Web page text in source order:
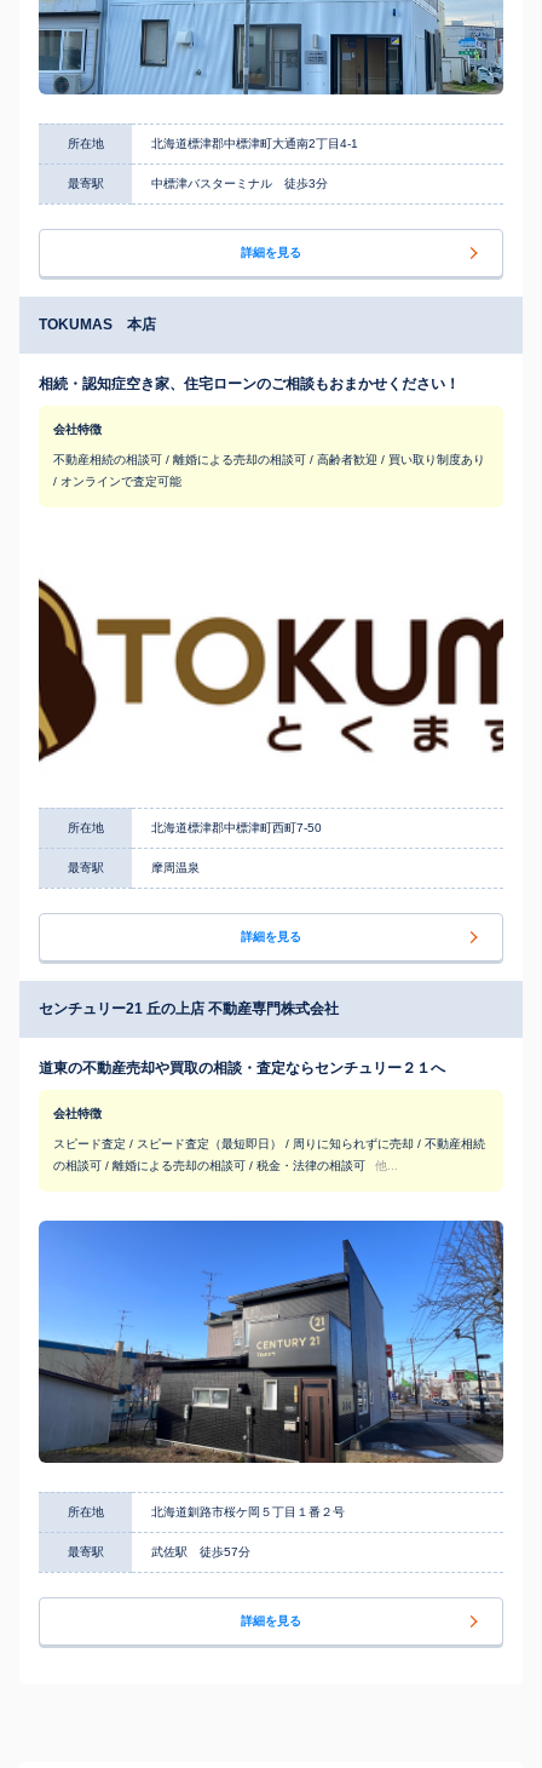
所在地 北海道標津郡中標津町大通南2丁目4-1
最寄駅 中標津バスターミナル 徒歩3分
詳細を見る
TOKUMAS 本店
相続・認知症空き家、住宅ローンのご相談もおまかせください！
会社特徴
不動産相続の相談可 / 離婚による売却の相談可 / 高齢者歓迎 / 買い取り制度あり
/ オンラインで査定可能
所在地 北海道標津郡中標津町西町7-50
最寄駅 摩周温泉
詳細を見る
センチュリー21 丘の上店 不動産専門株式会社
道東の不動産売却や買取の相談・査定ならセンチュリー２１へ
会社特徴
スピード査定 / スピード査定（最短即日） / 周りに知られずに売却 / 不動産相続
の相談可 / 離婚による売却の相談可 / 税金・法律の相談可
他...
所在地 北海道釧路市桜ケ岡５丁目１番２号
最寄駅 武佐駅 徒歩57分
詳細を見る